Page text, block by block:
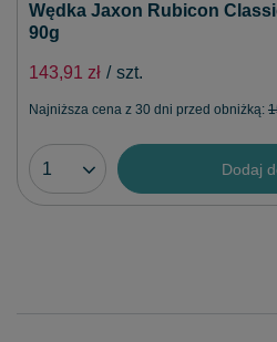
Wędka Jaxon Rubicon
90g
143,91 zł / szt.
Najniższa cena z 30 dni przed obniżką:
Dodaj